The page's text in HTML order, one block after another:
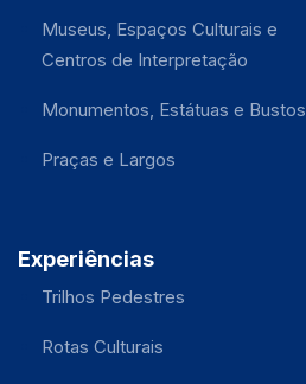
Museus, Espaços Culturais e
Centros de Interpretação
Monumentos, Estátuas e Bustos
Praças e Largos
Experiências
Trilhos Pedestres
Rotas Culturais